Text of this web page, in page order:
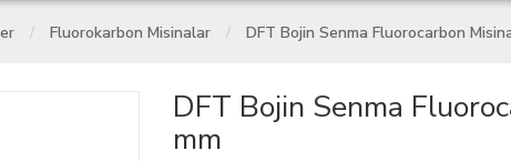
Fluorokarbon Misinalar DFT Bojin Senma Fluorocarbon
DFT Bojin Senma
mm